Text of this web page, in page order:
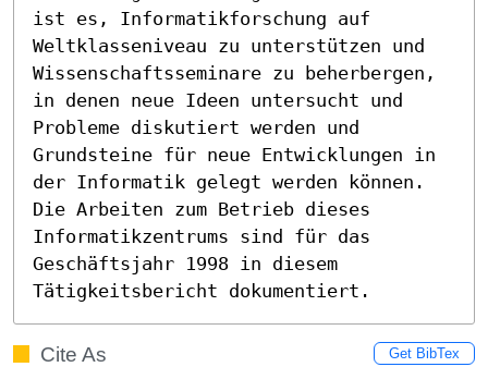
ist es, Informatikforschung auf
Weltklasseniveau zu unterstützen und
Wissenschaftsseminare zu beherbergen,
in denen neue Ideen untersucht und
Probleme diskutiert werden und
Grundsteine für neue Entwicklungen in
der Informatik gelegt werden können.
Die Arbeiten zum Betrieb dieses
Informatikzentrums sind für das
Geschäftsjahr 1998 in diesem
Tätigkeitsbericht dokumentiert.
Cite As Get BibTex